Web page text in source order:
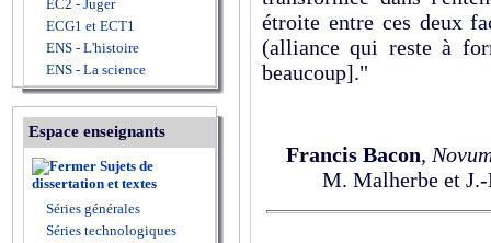
EC2 - Juger
ECG1 et ECT1
ENS - L'histoire
ENS - La science
Espace enseignants
Sujets de
dissertation et textes
Séries générales
Séries technologiques
étroite entre ces deux
(alliance qui reste à
beaucoup]."
Francis Bacon,
M. Malherbe et J.-